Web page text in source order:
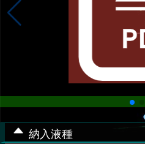
納入液種